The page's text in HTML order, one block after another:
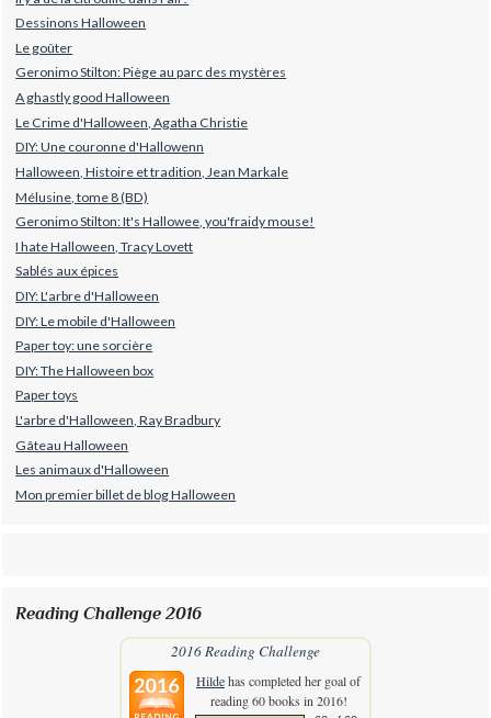
Dessinons Halloween
Le goûter
Geronimo Stilton: Piège au parc des mystères
A ghastly good Halloween
Le Crime d'Halloween, Agatha Christie
DIY: Une couronne d'Hallowenn
Halloween, Histoire et tradition, Jean Markale
Mélusine, tome 8 (BD)
Geronimo Stilton: It's Hallowee, you'fraidy mouse!
I hate Halloween, Tracy Lovett
Sablés aux épices
DIY: L'arbre d'Halloween
DIY: Le mobile d'Halloween
Paper toy: une sorcière
DIY: The Halloween box
Paper toys
L'arbre d'Halloween, Ray Bradbury
Gâteau Halloween
Les animaux d'Halloween
Mon premier billet de blog Halloween
Reading Challenge 2016
2016 Reading Challenge
Hildehas completed her goal of
reading 60 books in 2016!